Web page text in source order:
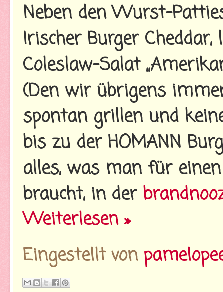
Neben den Wurst-
Irischer Burger
Coleslaw-Salat
(Den wir übrigens
spontan grillen und
bis zu der HOMANN
alles, was man für
braucht, in der
Weiterlesen »
Eingestellt von